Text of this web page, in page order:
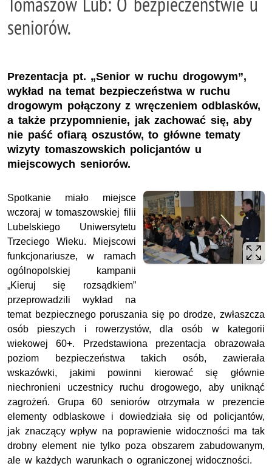
seniorów.
Prezentacja pt. „Senior w ruchu drogowym”,
wykład na temat bezpieczeństwa w ruchu
drogowym połączony z wręczeniem odblasków,
a także przypomnienie, jak zachować się, aby
nie paść ofiarą oszustów, to główne tematy
wizyty tomaszowskich policjantów u
miejscowych seniorów.
Spotkanie miało miejsce
wczoraj w tomaszowskiej filii
Lubelskiego Uniwersytetu
Trzeciego Wieku. Miejscowi
funkcjonariusze, w ramach
ogólnopolskiej kampanii
„Kieruj się rozsądkiem”
przeprowadzili wykład na
temat bezpiecznego poruszania się po drodze, zwłaszcza
osób pieszych i rowerzystów, dla osób w kategorii
wiekowej 60+. Przedstawiona prezentacja obrazowała
poziom bezpieczeństwa takich osób, zawierała
wskazówki, jakimi powinni kierować się głównie
niechronieni uczestnicy ruchu drogowego, aby uniknąć
zagrożeń. Grupa 60 seniorów otrzymała w prezencie
elementy odblaskowe i dowiedziała się od policjantów,
jak znaczący wpływ na poprawienie widoczności ma tak
drobny element nie tylko poza obszarem zabudowanym,
ale w każdych warunkach o ograniczonej widoczności.